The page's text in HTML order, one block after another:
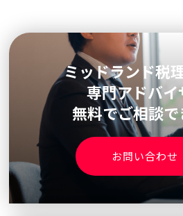
ミッドランド税
専門アドバ
無料でご相談
お問い合わせ